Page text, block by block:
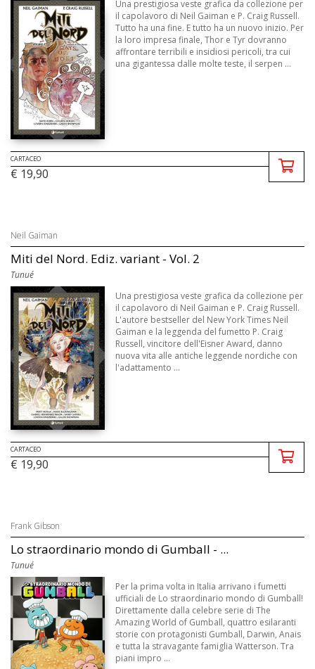
Una prestigiosa veste grafica da collezione per
il capolavoro di Neil Gaiman e P. Craig Russell.
Tutto ha una fine. E tutto ha un nuovo inizio. Per
la loro impresa finale, Thor e Tyr dovranno
affrontare terribili e insidiosi pericoli, tra cui
una gigantessa dalle molte teste, il serpen ...
CARTACEO
€ 19,90
Neil Gaiman
Miti del Nord. Ediz. variant - Vol. 2
Tunué
Una prestigiosa veste grafica da collezione per
il capolavoro di Neil Gaiman e P. Craig Russell.
L'autore bestseller del New York Times Neil
Gaiman e la leggenda del fumetto P. Craig
Russell, vincitore dell'Eisner Award, danno
nuova vita alle antiche leggende nordiche con
l'adattamento ...
CARTACEO
€ 19,90
Frank Gibson
Lo straordinario mondo di Gumball - ...
Tunué
Per la prima volta in Italia arrivano i fumetti
ufficiali de Lo straordinario mondo di Gumball!
Direttamente dalla celebre serie di The
Amazing World of Gumball, quattro esilaranti
storie con protagonisti Gumball, Darwin, Anais
e tutta la stravagante famiglia Watterson. Tra
piani impro ...